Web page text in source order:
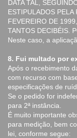
DATA TAL,
ESTIPULADOS PELA
FEVEREIRO DE
TANTOS DECIBÉIS.
Neste caso, a
8. Fui multado por
Após o recebimento
com recurso com
especificações de
Se o pedido for
para 2ª instância.
É muito importante
para medição, bem
lei, conforme segue: